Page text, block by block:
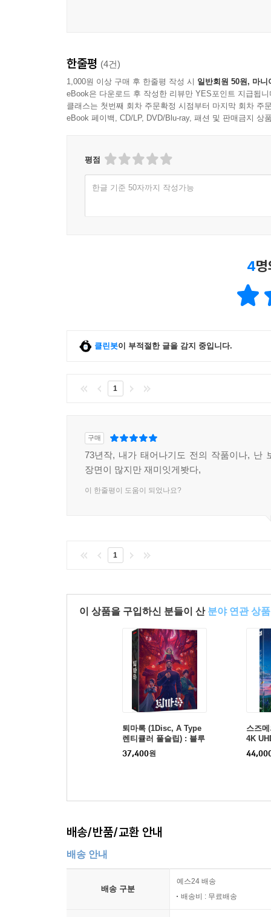
[OP나래이션]
단 하나뿐인 목숨을 버리고
다시 태어난 불사신의 몸
제목 : ED 『나는 신조인간』
노래 : Gorani (코러스 김민기)
Mix&Mastering : TAPi
Produced by A.SOUND
두팔은 강철조차 부숴버린다
싸우기 위해서만 살아나간다
정의의 그 이름은 신조인간 캐산.
한줄평 (4건)
1,000원 이상 구매 후 한줄평 작성 시 일반회원 50원, 마니
eBook은 다운로드 후 작성한 리뷰만 YES포인트 지급됩니
클래스는 첫번째 회차 주문확정 시점부터 마지막 회차 주
eBook 페이백, CD/LP, DVD/Blu-ray, 패션 및 판매금지 상
평점
한글 기준 50자까지 작성가능
4
클린봇이 부적절한 글을 감지 중입니다.
1
구매
73년작, 내가 태어나기도 전의 작품이나, 난
장면이 많지만 재미잇게봣다,
이 한줄평이 도움이 되었나요?
1
이 상품을 구입하신 분들이 산 분야 연관 상품
퇴마록 (1Disc, A Type
렌티큘러 풀슬립) : 블루
레이
37,400원
스즈
4K
블루
배송/반품/교환 안내
배송 안내
배송 구분
예스24 배송
배송비 : 무료배송